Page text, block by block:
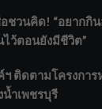
อชวนคิด! “อยากกิ
ว้ตอนยังมีชีวิต”
ฯ ติดตามโครงกา
ำเพชรบุรี